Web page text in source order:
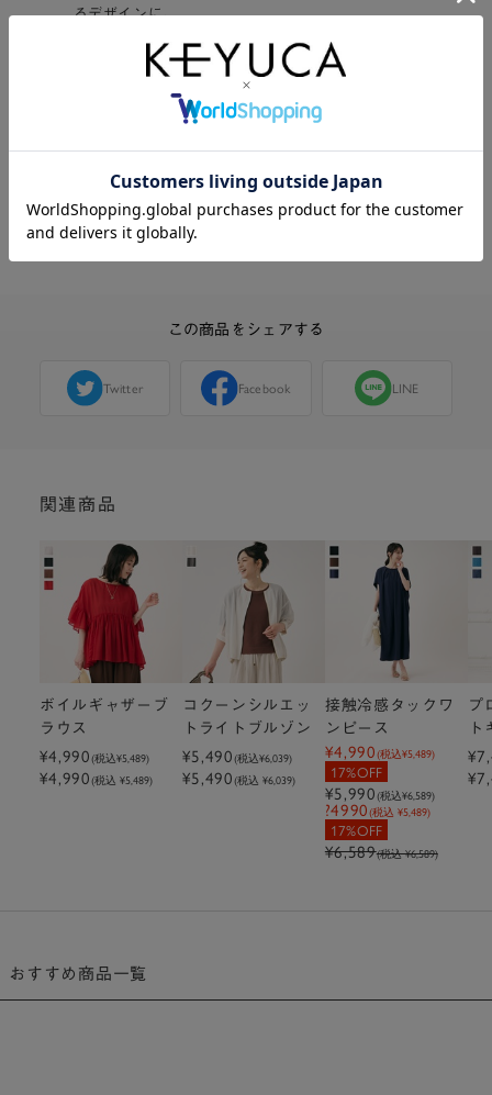
るデザインに。
明日も心地良いものになるように、日々の暮らしを
支える服です。
この商品に関する問い合わせ
この商品をシェアする
Twitter Facebook LINE
関連商品
ボイルギャザーブ
ラウス
¥4,990(税込¥5,489)
¥4,990(税込 ¥5,489)
コクーンシルエッ
トライトブルゾン
¥5,490(税込¥6,039)
¥5,490(税込 ¥6,039)
接触冷感タックワ
ンピース
¥4,990(税込¥5,489)
17%OFF
¥5,990(税込¥6,589)
?4990(税込 ¥5,489)
17%OFF
¥6,589(税込 ¥6,589)
プ
ー
おすすめ商品一覧